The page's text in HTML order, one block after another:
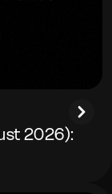
2026):